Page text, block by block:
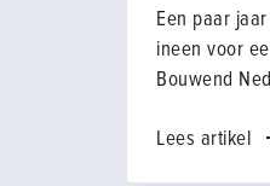
Een paar
ineen voor
Bouwend
Lees artikel